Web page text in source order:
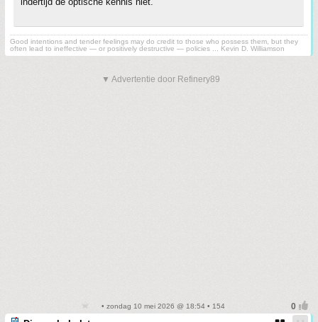
Good intentions and tender feelings may do credit to those who possess them, but they
often lead to ineffective — or positively destructive — policies ... Kevin D. Williamson
▼ Advertentie door Refinery89
• zondag 10 mei 2026 @ 18:54 • 154